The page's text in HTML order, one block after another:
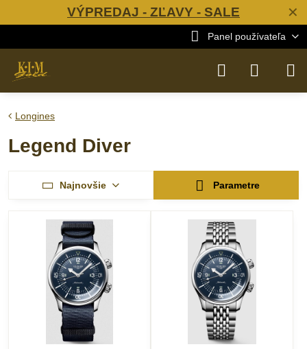
✕
VÝPREDAJ - ZĽAVY - SALE
Panel používateľa
Longines
Legend Diver
Najnovšie Parametre